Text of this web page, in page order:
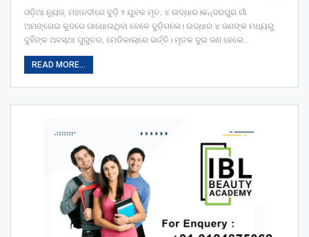
ଓଡ଼ିଆ ନ୍ୟୁଜ୍: ମହାନଦୀରେ ବୁଡ଼ି ୨ ଯୁବକ ମୃତ; ୪ ଉଦ୍ଧାର।କନ୍ଦରପୁର ଗାଁ
ଅମଙ୍ଗେଇ କୁଦରେ ଗାଧୋଉଥିବା ବେଳେ ବୁଡ଼ିଗଲେ। ଉଦ୍ଧାର ୪ ଜଣଙ୍କ ମଧ୍ୟରୁ
ଦୁହିଁଙ୍କ ଅବସ୍ଥା ଗୁରୁତର, ମେଡିକାଲ୍‌ରେ ଭର୍ତ୍ତି। ମୃତକ ଦୁଇ ଜଣ ହେଲେ…
READ MORE...